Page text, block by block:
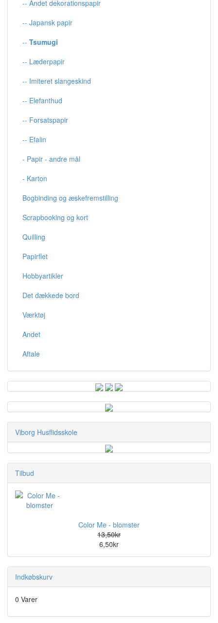
-- Andet dekorationspapir
-- Japansk papir
-- Tsumugi
-- Læderpapir
-- Imiteret slangeskind
-- Elefanthud
-- Forsatspapir
-- Efalin
- Papir - andre mål
- Karton
Bogbinding og æskefremstilling
Scrapbooking og kort
Quilling
Papirflet
Hobbyartikler
Det dækkede bord
Værktøj
Andet
Aftale
Viborg Husflidsskole
Tilbud
Color Me - blomster
13,50kr
6,50kr
Indkøbskurv
0 Varer